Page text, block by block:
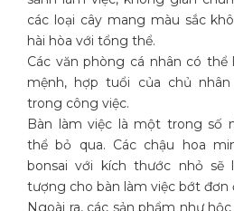
các loại cây mang màu sắc
hài hòa với tổng thể.
Các văn phòng cá nhân có
mệnh, hợp tuổi của chủ
trong công việc.
Bàn làm việc là một trong số
thể bỏ qua. Các chậu hoa
bonsai với kích thước nhỏ
tượng cho bàn làm việc bớt đơn